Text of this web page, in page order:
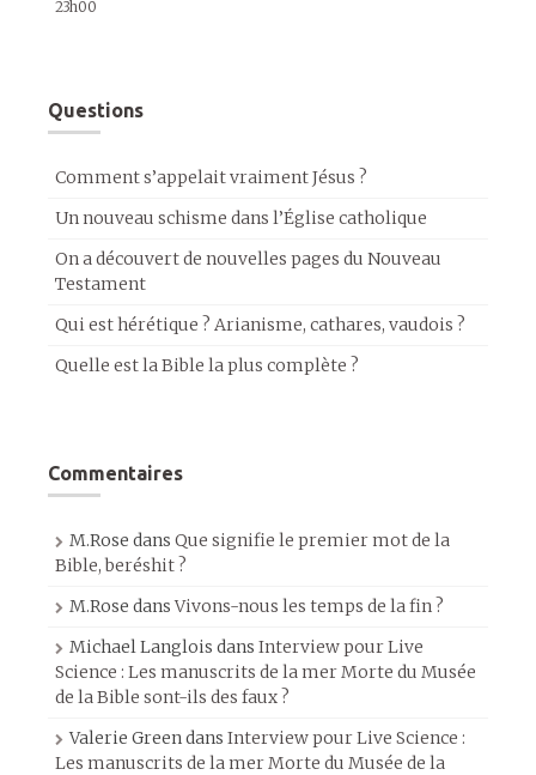
23h00
Questions
Comment s’appelait vraiment Jésus ?
Un nouveau schisme dans l’Église catholique
On a découvert de nouvelles pages du Nouveau
Testament
Qui est hérétique ? Arianisme, cathares, vaudois ?
Quelle est la Bible la plus complète ?
Commentaires
M.Rose dans Que signifie le premier mot de la
Bible, beréshit ?
M.Rose dansVivons-nous les temps de la fin ?
Michael Langlois dans Interview pour Live
Science : Les manuscrits de la mer Morte du Musée
de la Bible sont-ils des faux ?
Valerie Greendans Interview pour Live Science :
Les manuscrits de la mer Morte du Musée de la